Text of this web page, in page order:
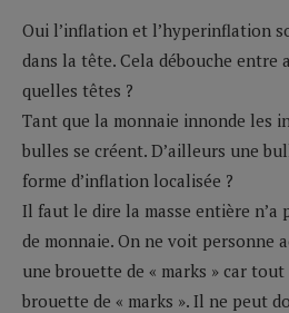
Oui l’inflation et l’hyperinflation
dans la tête. Cela débouche entre
quelles têtes ?
Tant que la monnaie innonde les
bulles se créent. D’ailleurs une
forme d’inflation localisée ?
Il faut le dire la masse entière n’a
de monnaie. On ne voit personne
une brouette de « marks » car tout
brouette de « marks ». Il ne peut